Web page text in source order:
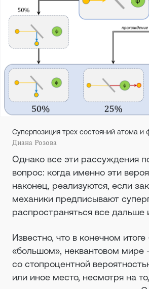
Суперпозиция трех состояний атома и
Диана Розова
Однако все эти рассуждения
вопрос: когда именно эти
наконец, реализуются, если
механики предписывают
распространяться все дальше
Известно, что в конечном
«большом», неквантовом мире
со стопроцентной
или иное место, несмотря на